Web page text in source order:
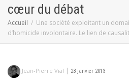
cœur du débat
Accueil
Une société exploitant un
d’homicide involontaire. Le lien de
Jean-Pierre Vial | 28 janvier 2013